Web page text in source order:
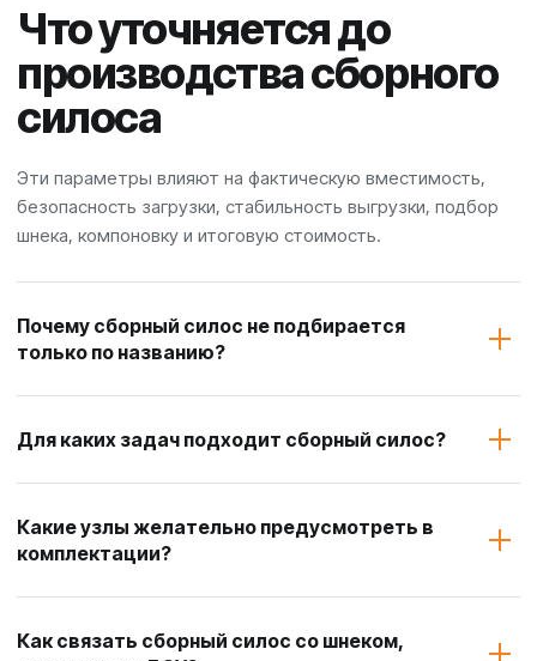
Что уточняется до
производства сборного
силоса
Эти параметры влияют на фактическую вместимость,
безопасность загрузки, стабильность выгрузки, подбор
шнека, компоновку и итоговую стоимость.
Почему сборный силос не подбирается
только по названию?
Для каких задач подходит сборный силос?
Какие узлы желательно предусмотреть в
комплектации?
Как связать сборный силос со шнеком,